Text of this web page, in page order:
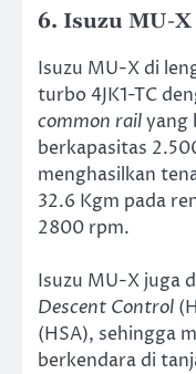
6. Isuzu MU-X
Isuzu MU-X di
turbo 4JK1-TC
common railyang
berkapasitas
menghasilkan
32.6 Kgm pada
2800 rpm.
Isuzu MU-X juga
Descent Control
(HSA), sehingga
berkendara di